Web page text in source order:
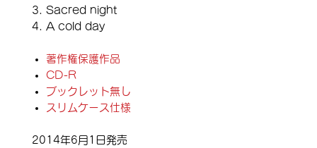
Sacred night
A cold day
著作権保護作品
CD-R
ブックレット無し
スリムケース仕様
2014年6月1日発売